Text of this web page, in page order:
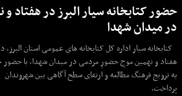
حضور کتابخانه سیار البرز در هفتاد
در میدان شهدا
کتابخانه سیار اداره کل کتابخانه های عمومی استان البرز،
هفتاد و نهمین موجِ حضورِ مردمی در میدان شهدا، با حضور
به ترویج فرهنگ مطالعه و ارتقای سطح آگاهی بین شهروندان
پرداخت.